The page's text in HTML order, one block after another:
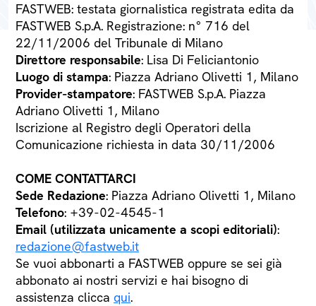
FASTWEB: testata giornalistica registrata edita da
FASTWEB S.p.A. Registrazione: n° 716 del
22/11/2006 del Tribunale di Milano
Direttore responsabile: Lisa Di Feliciantonio
Luogo di stampa: Piazza Adriano Olivetti 1, Milano
Provider-stampatore: FASTWEB S.p.A. Piazza
Adriano Olivetti 1, Milano
Iscrizione al Registro degli Operatori della
Comunicazione richiesta in data 30/11/2006
COME CONTATTARCI
Sede Redazione: Piazza Adriano Olivetti 1, Milano
Telefono: +39-02-4545-1
Email (utilizzata unicamente a scopi editoriali):
redazione@fastweb.it
Se vuoi abbonarti a FASTWEB oppure se sei già
abbonato ai nostri servizi e hai bisogno di
assistenza clicca qui.